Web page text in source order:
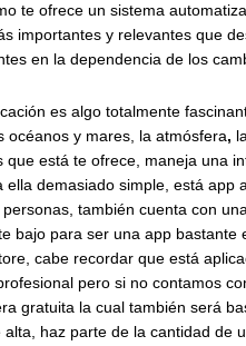
te ofrece un sistema
importantes y relevantes que
en la dependencia de los
es algo totalmente
océanos y mares, la atmósfera, la
que está te ofrece, maneja una
ella demasiado simple, está app
también cuenta con
bajo para ser una app
cabe recordar que está
pero si no contamos
gratuita la cual también será
alta, haz parte de la cantidad de